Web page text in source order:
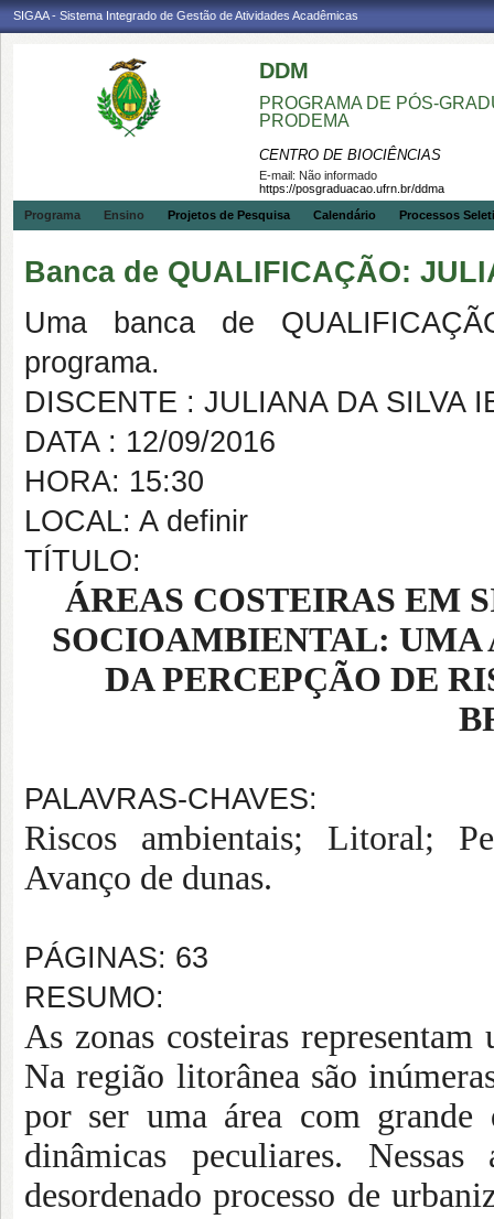
SIGAA - Sistema Integrado de Gestão de Atividades Acadêmicas
DDM
PROGRAMA DE PÓS-
PRODEMA
CENTRO DE BIOCIÊNCIAS
E-mail: Não informado
https://posgraduacao.ufrn.br/ddma
Programa
Ensino Projetos de Pesquisa Calendário Processos
Banca de QUALIFICAÇÃO:
Uma banca de
programa.
DISCENTE : JULIANA DA SILVA
DATA : 12/09/2016
HORA: 15:30
LOCAL: A definir
TÍTULO:
ÁREAS COSTEIRAS EM
SOCIOAMBIENTAL: UMA
DA PERCEPÇÃO DE
PALAVRAS-CHAVES:
Riscos ambientais; Litoral;
Avanço de dunas.
PÁGINAS: 63
RESUMO:
As zonas costeiras
Na região litorânea são
por ser uma área com grande
dinâmicas peculiares.
desordenado processo de